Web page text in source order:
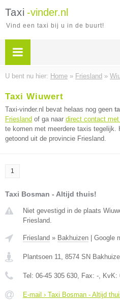
Taxi -vinder.nl
Vind een taxi bij u in de buurt!
U bent nu hier: Home » Friesland »
Taxi Wiuwert
Taxi-vinder.nl bevat helaas nog geen
Friesland of ga naar direct contact
te komen met meerdere taxis tegelijk.
getoond uit de provincie Friesland.
1
Taxi Bosman - Altijd thuis!
Niet gevestigd in de plaats
Friesland.
Friesland » Bakhuizen Google
Plantsoen 11, 8574 SN
Tel: 06-45 305 630, Fax: -, KvK:
E-mail › Taxi Bosman - Altijd